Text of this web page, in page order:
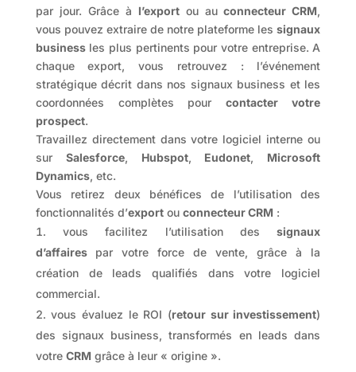
par jour. Grâce à l’export ou au connecteur CRM,
vous pouvez extraire de notre plateforme lessignaux
businessles plus pertinents pour votre entreprise. A
chaque export, vous retrouvez : l’événement
stratégique décrit dans nos signaux business et les
coordonnées complètes pourcontacter votre
prospect.
Travaillez directement dans votre logiciel interne ou
sur Salesforce, Hubspot, Eudonet, Microsoft
Dynamics, etc.
Vous retirez deux bénéfices de l’utilisation des
fonctionnalités d’exportou connecteur CRM :
vous facilitez l’utilisation dessignaux
d’affaires par votre force de vente, grâce à la
création de leads qualifiés dans votre logiciel
commercial.
vous évaluez le ROI (retour sur investissement)
des signaux business, transformés en leads dans
votre CRM grâce à leur « origine ».